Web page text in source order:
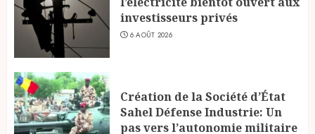
investisseurs privés
6 AOÛT 2026
Création de la Société d’État
Sahel Défense Industrie: Un
pas vers l’autonomie militaire